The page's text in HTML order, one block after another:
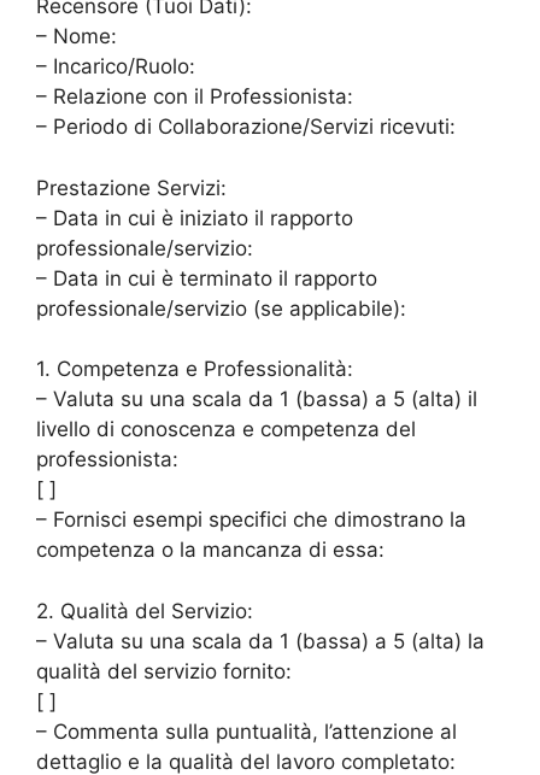
Recensore (Tuoi Dati):
– Nome:
– Incarico/Ruolo:
– Relazione con il Professionista:
– Periodo di Collaborazione/Servizi ricevuti:
Prestazione Servizi:
– Data in cui è iniziato il rapporto
professionale/servizio:
– Data in cui è terminato il rapporto
professionale/servizio (se applicabile):
1. Competenza e Professionalità:
– Valuta su una scala da 1 (bassa) a 5 (alta) il
livello di conoscenza e competenza del
professionista:
[ ]
– Fornisci esempi specifici che dimostrano la
competenza o la mancanza di essa:
2. Qualità del Servizio:
– Valuta su una scala da 1 (bassa) a 5 (alta) la
qualità del servizio fornito:
[ ]
– Commenta sulla puntualità, l’attenzione al
dettaglio e la qualità del lavoro completato: